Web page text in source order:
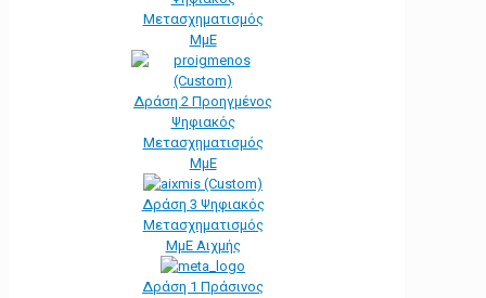
Μετασχηματισμός
ΜμΕ
Δράση 2 Προηγμένος
Ψηφιακός
Μετασχηματισμός
ΜμΕ
Δράση 3 Ψηφιακός
Μετασχηματισμός
ΜμΕ Αιχμής
Δράση 1 Πράσινος